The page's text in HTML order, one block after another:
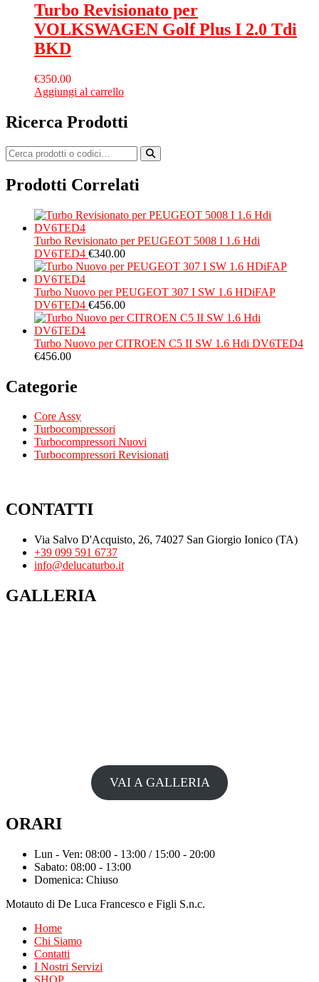
Turbo Revisionato per
VOLKSWAGEN Golf Plus I 2.0 Tdi
BKD
€350.00
Aggiungi al carrello
Ricerca Prodotti
Prodotti Correlati
Turbo Revisionato per PEUGEOT 5008 I 1.6 Hdi
DV6TED4 €340.00
Turbo Nuovo per PEUGEOT 307 I SW 1.6 HDiFAP
DV6TED4 €456.00
Turbo Nuovo per CITROEN C5 II SW 1.6 Hdi DV6TED4
€456.00
Categorie
Core Assy
Turbocompressori
Turbocompressori Nuovi
Turbocompressori Revisionati
CONTATTI
Via Salvo D'Acquisto, 26, 74027 San Giorgio Ionico (TA)
+39 099 591 6737
info@delucaturbo.it
GALLERIA
VAI A GALLERIA
ORARI
Lun - Ven: 08:00 - 13:00 / 15:00 - 20:00
Sabato: 08:00 - 13:00
Domenica: Chiuso
Motauto di De Luca Francesco e Figli S.n.c.
Home
Chi Siamo
Contatti
I Nostri Servizi
SHOP